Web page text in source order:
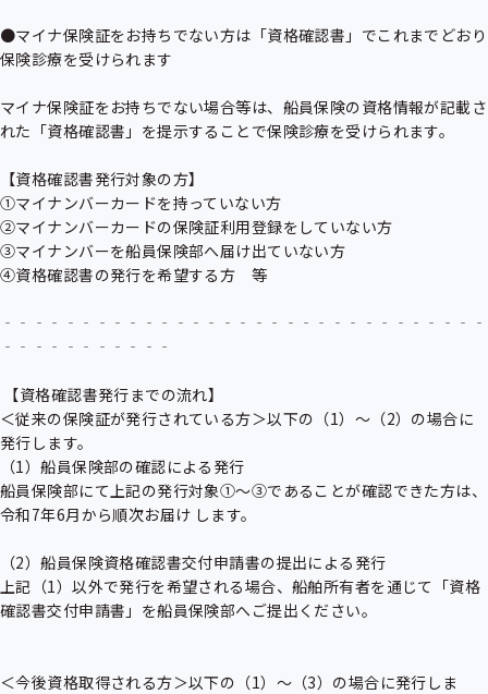
●マイナ保険証をお持ちでない方は「資格確認書」でこれまでどおり
保険診療を受けられます
マイナ保険証をお持ちでない場合等は、船員保険の資格情報が記載さ
れた「資格確認書」を提示することで保険診療を受けられます。
【資格確認書発行対象の方】
①マイナンバーカードを持っていない方
②マイナンバーカードの保険証利用登録をしていない方
③マイナンバーを船員保険部へ届け出ていない方
④資格確認書の発行を希望する方　等
‐‐‐‐‐‐‐‐‐‐‐‐‐‐‐‐‐‐‐‐‐‐‐‐‐‐‐‐‐‐‐
‐‐‐‐‐‐‐‐‐‐‐
＜従来の保険証が発行されている方＞以下の（1）～（2）の場合に
発行します。
（1）船員保険部の確認による発行
船員保険部にて上記の発行対象①～③であることが確認できた方は、
令和7年6月から順次お届け します。
（2）船員保険資格確認書交付申請書の提出による発行
上記（1）以外で発行を希望される場合、船舶所有者を通じて「資格
確認書交付申請書」を船員保険部へご提出ください。
＜今後資格取得される方＞以下の（1）～（3）の場合に発行しま